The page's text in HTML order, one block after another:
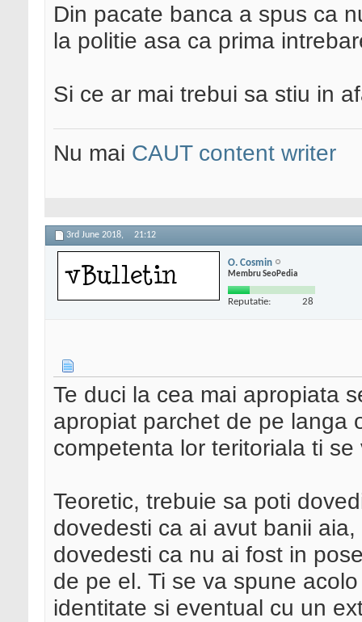
Din pacate banca a spus ca
la politie asa ca prima
Si ce ar mai trebui sa stiu in
Nu mai CAUT content writer
3rd June 2018, 21:12
O. Cosmin
Membru SeoPedia
Reputatie: 28
Te duci la cea mai apropiata
apropiat parchet de pe langa
competenta lor teritoriala ti
Teoretic, trebuie sa poti
dovedesti ca ai avut banii
dovedesti ca nu ai fost in
de pe el. Ti se va spune
identitate si eventual cu un